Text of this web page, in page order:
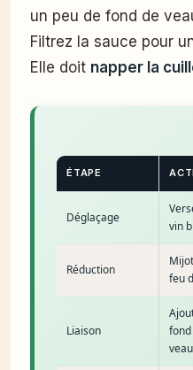
un peu de fond de
Filtrez la sauce pour
Elle doit napper la
ÉTAPE
Déglaçage
vin
Réduction
feu
Liaison
veau